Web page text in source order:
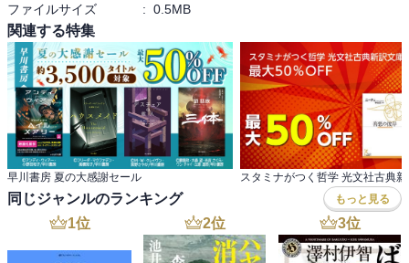
ファイルサイズ
: 0.5MB
関連する特集
早川書房 夏の大感謝セール
同じジャンルのランキング もっと見る
1位 2位 3位